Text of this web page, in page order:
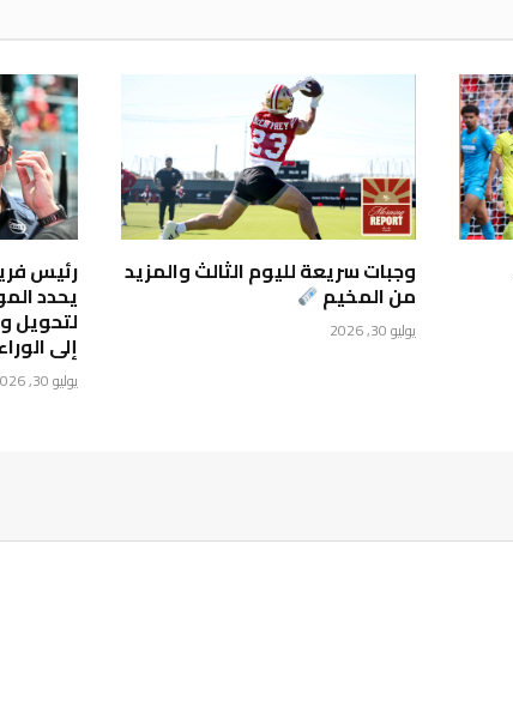
وجبات سريعة لليوم الثالث والمزيد
من المخيم
يوليو 30, 2026
يحدد
لتحويل
إلى
يوليو 30, 2026